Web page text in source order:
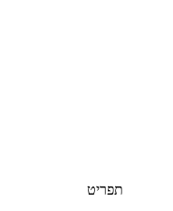
תפריט